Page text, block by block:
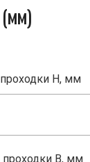
H, мм
B, мм